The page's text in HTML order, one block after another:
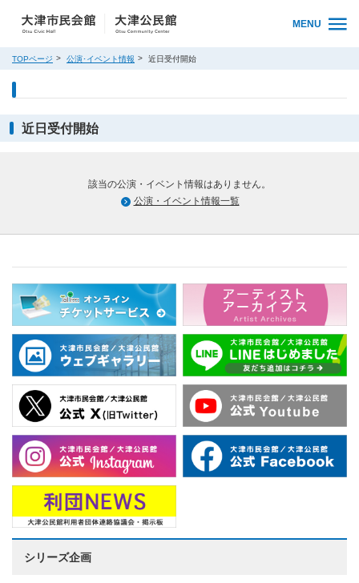
MENU
TOPページ 公演･イベント情報 近日受付開始
近日受付開始
該当の公演・イベント情報はありません。
公演・イベント情報一覧
シリーズ企画